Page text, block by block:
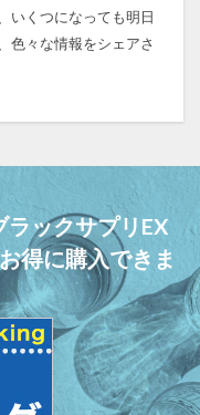
いくつになっても明日
色々な情報をシェアさ
ックサプリEX
得に購入できま